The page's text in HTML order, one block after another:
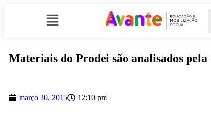
Materiais do Prodei são analisados pela
março 30, 2015 12:10 pm